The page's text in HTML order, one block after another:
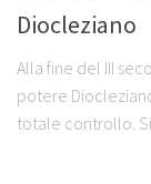
Diocleziano
Alla fine del III
potere
totale controllo.